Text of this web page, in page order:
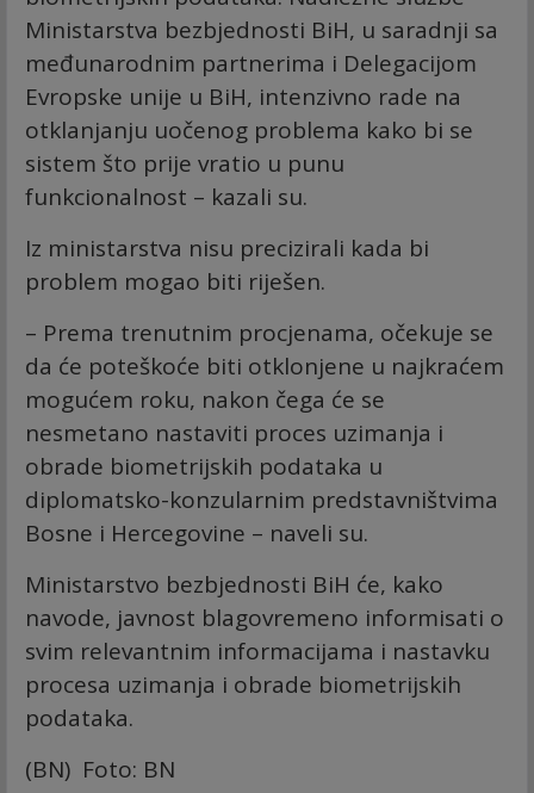
Ministarstva bezbjednosti BiH, u saradnji sa
međunarodnim partnerima i Delegacijom
Evropske unije u BiH, intenzivno rade na
otklanjanju uočenog problema kako bi se
sistem što prije vratio u punu
funkcionalnost – kazali su.
Iz ministarstva nisu precizirali kada bi
problem mogao biti riješen.
– Prema trenutnim procjenama, očekuje se
da će poteškoće biti otklonjene u najkraćem
mogućem roku, nakon čega će se
nesmetano nastaviti proces uzimanja i
obrade biometrijskih podataka u
diplomatsko-konzularnim predstavništvima
Bosne i Hercegovine – naveli su.
Ministarstvo bezbjednosti BiH će, kako
navode, javnost blagovremeno informisati o
svim relevantnim informacijama i nastavku
procesa uzimanja i obrade biometrijskih
podataka.
(BN) Foto: BN